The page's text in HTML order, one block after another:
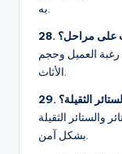
به.
على مراحل؟
العميل وحجم
الأثاث.
الثقيلة؟
والستائر الثقيلة
بشكل آمن.